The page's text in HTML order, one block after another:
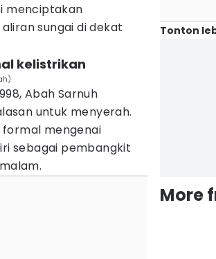
menciptakan
sungai di dekat
kelistrikan
Abah Sarnuh
untuk menyerah.
mengenai
sebagai pembangkit
Tonton
More